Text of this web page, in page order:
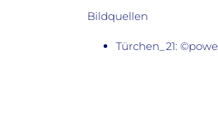
Bildquellen
Türchen_21: